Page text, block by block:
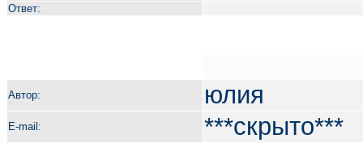
Ответ:
Автор: юлия
E-mail: ***скрыто***